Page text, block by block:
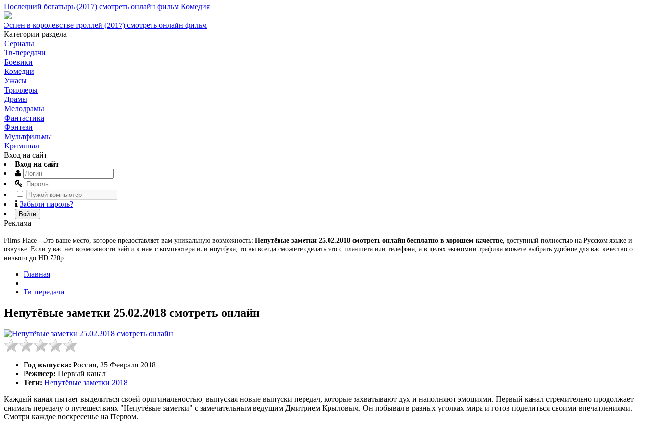
Последний богатырь (2017) смотреть онлайн фильм Комедия
Эспен в королевстве троллей (2017) смотреть онлайн фильм
Категории раздела
Сериалы
Тв-передачи
Боевики
Комедии
Ужасы
Триллеры
Драмы
Мелодрамы
Фантастика
Фэнтези
Мультфильмы
Криминал
Вход на сайт
Вход на сайт
Забыли пароль?
Войти
Реклама
Films-Place - Это ваше место, которое предоставляет вам уникальную возможность: Непутёвые заметки 25.02.2018 смотреть онлайн бесплатно в хорошем качестве , доступный полностью на Русском языке и
озвучке. Если у вас нет возможности зайти к нам с компьютера или ноутбука, то вы всегда сможете сделать это с планшета или телефона, а в целях экономии трафика можете выбрать удобное для вас качество от
низкого до HD 720p.
Главная
Тв-передачи
Непутёвые заметки 25.02.2018 смотреть онлайн
Год выпуска: Россия, 25 Февраля 2018
Режисер: Первый канал
Теги: Непутёвые заметки 2018
Каждый канал пытает выделиться своей оригинальностью, выпуская новые выпуски передач, которые захватывают дух и наполняют эмоциями. Первый канал стремительно продолжает
снимать передачу о путешествиях "Непутёвые заметки" с замечательным ведущим Дмитрием Крыловым. Он побывал в разных уголках мира и готов поделиться своими впечатлениями.
Смотри каждое воскресенье на Первом.